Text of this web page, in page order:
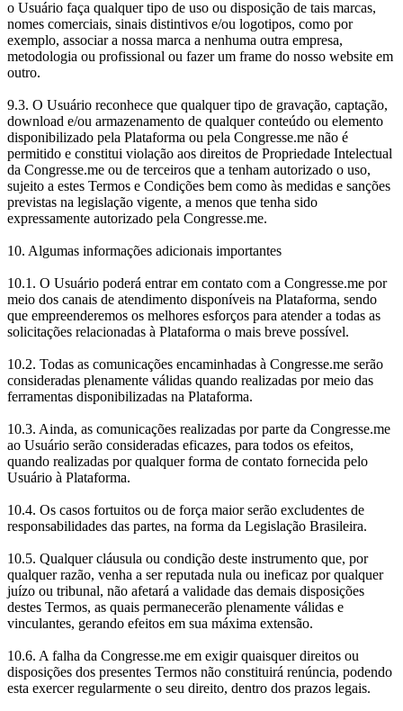
o Usuário faça qualquer tipo de uso ou disposição de tais marcas,
nomes comerciais, sinais distintivos e/ou logotipos, como por
exemplo, associar a nossa marca a nenhuma outra empresa,
metodologia ou profissional ou fazer um frame do nosso website em
outro.
9.3. O Usuário reconhece que qualquer tipo de gravação, captação,
download e/ou armazenamento de qualquer conteúdo ou elemento
disponibilizado pela Plataforma ou pela Congresse.me não é
permitido e constitui violação aos direitos de Propriedade Intelectual
da Congresse.me ou de terceiros que a tenham autorizado o uso,
sujeito a estes Termos e Condições bem como às medidas e sanções
previstas na legislação vigente, a menos que tenha sido
expressamente autorizado pela Congresse.me.
10. Algumas informações adicionais importantes
10.1. O Usuário poderá entrar em contato com a Congresse.me por
meio dos canais de atendimento disponíveis na Plataforma, sendo
que empreenderemos os melhores esforços para atender a todas as
solicitações relacionadas à Plataforma o mais breve possível.
10.2. Todas as comunicações encaminhadas à Congresse.me serão
consideradas plenamente válidas quando realizadas por meio das
ferramentas disponibilizadas na Plataforma.
10.3. Ainda, as comunicações realizadas por parte da Congresse.me
ao Usuário serão consideradas eficazes, para todos os efeitos,
quando realizadas por qualquer forma de contato fornecida pelo
Usuário à Plataforma.
10.4. Os casos fortuitos ou de força maior serão excludentes de
responsabilidades das partes, na forma da Legislação Brasileira.
10.5. Qualquer cláusula ou condição deste instrumento que, por
qualquer razão, venha a ser reputada nula ou ineficaz por qualquer
juízo ou tribunal, não afetará a validade das demais disposições
destes Termos, as quais permanecerão plenamente válidas e
vinculantes, gerando efeitos em sua máxima extensão.
10.6. A falha da Congresse.me em exigir quaisquer direitos ou
disposições dos presentes Termos não constituirá renúncia, podendo
esta exercer regularmente o seu direito, dentro dos prazos legais.